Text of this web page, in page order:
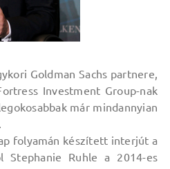
Goldman Sachs partnere,
Investment Group-nak
már mindannyian
folyamán készített interjút a
Stephanie Ruhle a 2014-es